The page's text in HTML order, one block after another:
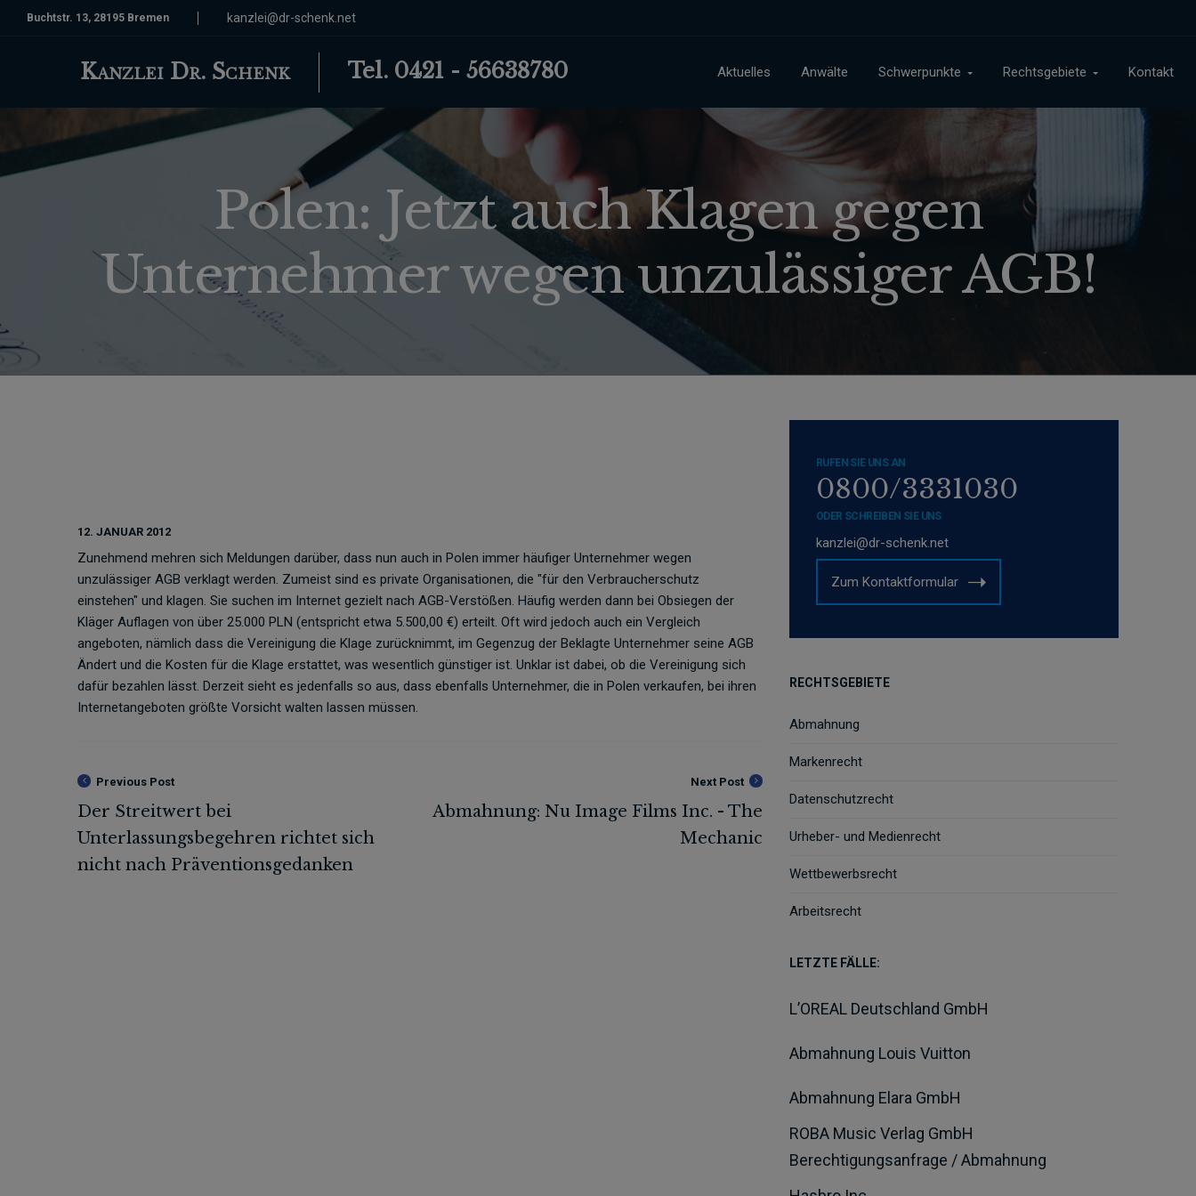
Buchtstr. 13, 28195 Bremen kanzlei@dr-schenk.net
Kanzlei Dr. Schenk Tel. 0421 - 56638780 Aktuelles Anwälte Schwerpunkte Rechtsgebiete Kontakt
Polen: Jetzt auch Klagen gegen
Unternehmer wegen unzulässiger AGB!
12. JANUAR 2012
Zunehmend mehren sich Meldungen darüber, dass nun auch in Polen immer häufiger Unternehmer wegen
unzulässiger AGB verklagt werden. Zumeist sind es private Organisationen, die "für den Verbraucherschutz
einstehen" und klagen. Sie suchen im Internet gezielt nach AGB-Verstößen. Häufig werden dann bei Obsiegen der
Kläger Auflagen von über 25.000 PLN (entspricht etwa 5.500,00 €) erteilt. Oft wird jedoch auch ein Vergleich
angeboten, nämlich dass die Vereinigung die Klage zurücknimmt, im Gegenzug der Beklagte Unternehmer seine AGB
Ändert und die Kosten für die Klage erstattet, was wesentlich günstiger ist. Unklar ist dabei, ob die Vereinigung sich
dafür bezahlen lässt. Derzeit sieht es jedenfalls so aus, dass ebenfalls Unternehmer, die in Polen verkaufen, bei ihren
Internetangeboten größte Vorsicht walten lassen müssen.
Previous Post Next Post
RUFEN SIE UNS AN
0800/3331030
ODER SCHREIBEN SIE UNS
kanzlei@dr-schenk.net
Zum Kontaktformular
RECHTSGEBIETE
Abmahnung
Markenrecht
Datenschutzrecht
Urheber- und Medienrecht
Wettbewerbsrecht
Arbeitsrecht
LETZTE FÄLLE:
L’OREAL Deutschland GmbH
Abmahnung Louis Vuitton
Abmahnung Elara GmbH
ROBA Music Verlag GmbH
Berechtigungsanfrage / Abmahnung